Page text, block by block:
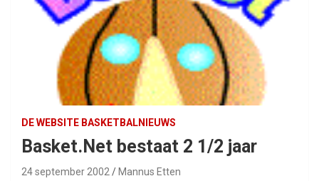
DE WEBSITE BASKETBALNIEUWS
Basket.Net bestaat 2 1/2 jaar
24 september 2002 Mannus Etten